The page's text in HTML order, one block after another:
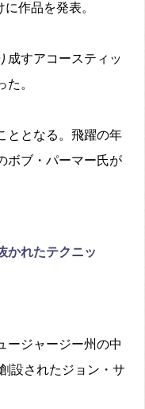
作品を発表。
成すアコースティッ
。
ととなる。飛躍の年
ボブ・パーマー氏が
かれたテクニッ
ージャージー州の中
設されたジョン・サ